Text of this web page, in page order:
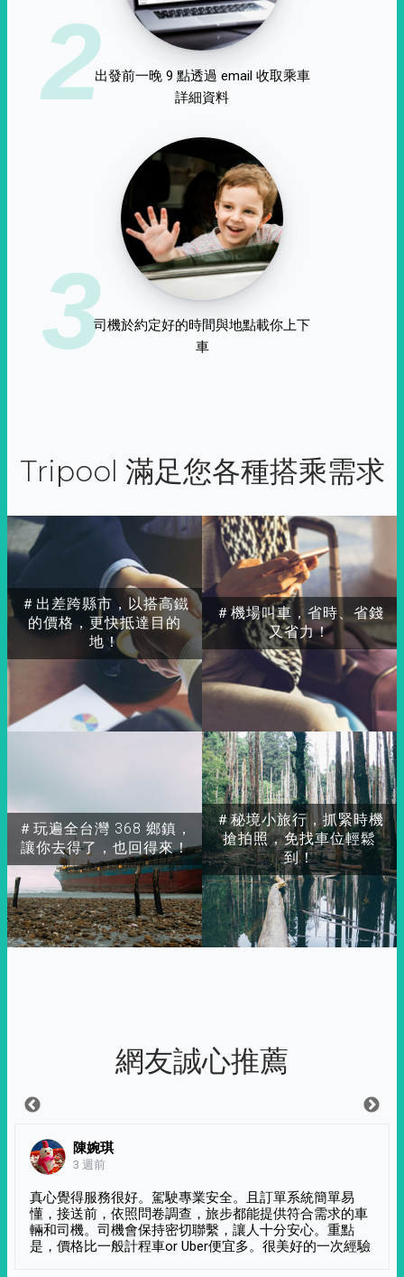
2出發前一晚 9 點透過 email 收取乘車
詳細資料
3司機於約定好的時間與地點載你上下
車
Tripool 滿足您各種搭乘需求
＃出差跨縣市，以搭高鐵
的價格，更快抵達目的
地！
＃玩遍全台灣 368 鄉鎮，
讓你去得了，也回得來！
＃秘境小旅行，抓緊時機
搶拍照，免找車位輕鬆
到！
＃機場叫車，省時、省錢
又省力！
網友誠心推薦
陳婉琪
3 週前
真心覺得服務很好。駕駛專業安全。且訂單系統簡單易
懂，接送前，依照問卷調查，旅步都能提供符合需求的車
輛和司機。司機會保持密切聯繫，讓人十分安心。重點
是，價格比一般計程車or Uber便宜多。很美好的一次經驗